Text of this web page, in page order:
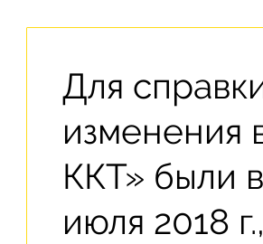
Для
изменения
ККТ» были
июля 2018